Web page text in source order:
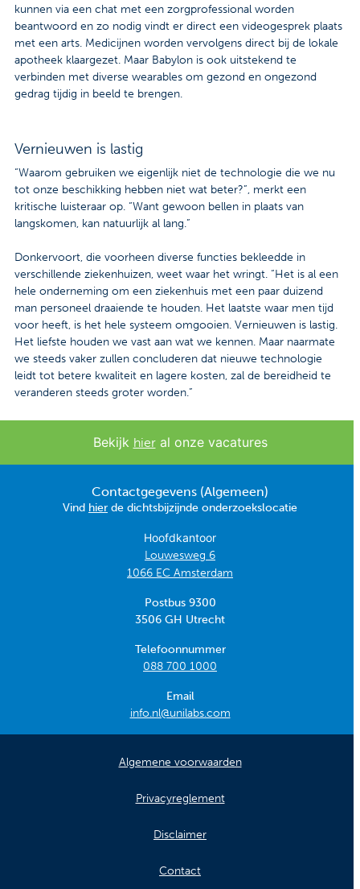
kunnen via een chat met een zorgprofessional worden
beantwoord en zo nodig vindt er direct een videogesprek plaats
met een arts. Medicijnen worden vervolgens direct bij de lokale
apotheek klaargezet. Maar Babylon is ook uitstekend te
verbinden met diverse wearables om gezond en ongezond
gedrag tijdig in beeld te brengen.
Vernieuwen is lastig
“Waarom gebruiken we eigenlijk niet de technologie die we nu
tot onze beschikking hebben niet wat beter?”, merkt een
kritische luisteraar op. “Want gewoon bellen in plaats van
langskomen, kan natuurlijk al lang.”
Donkervoort, die voorheen diverse functies bekleedde in
verschillende ziekenhuizen, weet waar het wringt. “Het is al een
hele onderneming om een ziekenhuis met een paar duizend
man personeel draaiende te houden. Het laatste waar men tijd
voor heeft, is het hele systeem omgooien. Vernieuwen is lastig.
Het liefste houden we vast aan wat we kennen. Maar naarmate
we steeds vaker zullen concluderen dat nieuwe technologie
leidt tot betere kwaliteit en lagere kosten, zal de bereidheid te
veranderen steeds groter worden.”
Bekijk hieral onze vacatures
Contactgegevens (Algemeen)
Vind hier de dichtsbijzijnde onderzoekslocatie
Hoofdkantoor
Louwesweg 6
1066 EC Amsterdam
Postbus 9300
3506 GH Utrecht
Telefoonnummer
088 700 1000
Email
info.nl@unilabs.com
Algemene voorwaarden
Privacyreglement
Disclaimer
Contact